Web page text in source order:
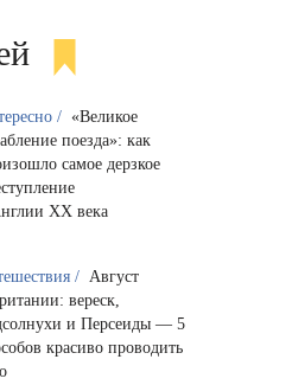
/ «Великое
поезда»: как
самое дерзкое
XX века
/ Август
вереск,
и Персеиды — 5
красиво проводить